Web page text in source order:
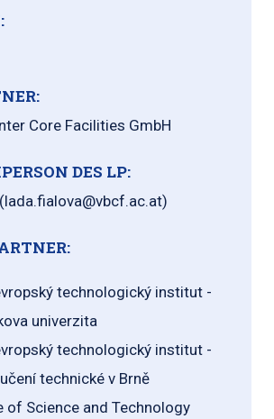
Core Facilities GmbH
DES LP:
technologický institut -
univerzita
technologický institut -
technické v Brně
of Science and Technology